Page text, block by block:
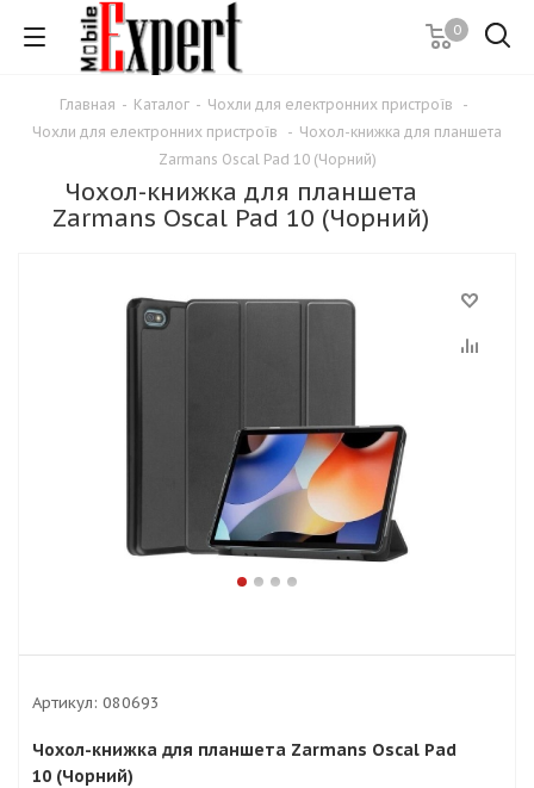
0
Главная - Каталог - Чохли для електронних пристроїв
-
Чохли для електронних пристроїв
- Чохол-книжка для планшета
Zarmans Oscal Pad 10 (Чорний)
Чохол-книжка для планшета
Zarmans Oscal Pad 10 (Чорний)
Артикул: 080693
Чохол-книжка для планшета Zarmans Oscal Pad
10 (Чорний)